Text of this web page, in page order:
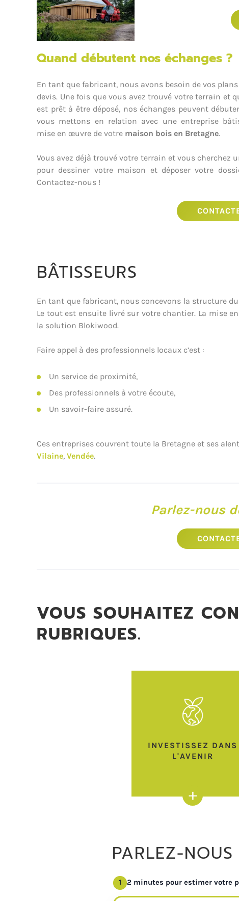
Quand débutent nos échanges ?
En tant que fabricant, nous avons besoin de vos
devis. Une fois que vous avez trouvé votre terrain et
est prêt à être déposé, nos échanges peuvent
vous mettons en relation avec une entreprise
mise en œuvre de votre maison bois en Bretagne.
Vous avez déjà trouvé votre terrain et vous cherchez
pour dessiner votre maison et déposer votre
Contactez-nous !
BÂTISSEURS
En tant que fabricant, nous concevons la structure
Le tout est ensuite livré sur votre chantier. La mise
la solution Blokiwood.
Faire appel à des professionnels locaux c’est :
Un service de proximité,
Des professionnels à votre écoute,
Un savoir-faire assuré.
Ces entreprises couvrent toute la Bretagne et ses
Vilaine, Vendée.
Parlez-nous
VOUS SOUHAITEZ
RUBRIQUES.
INVESTISSEZ DANS
L'AVENIR
+
PARLEZ-
1 2 minutes pour estimer votre